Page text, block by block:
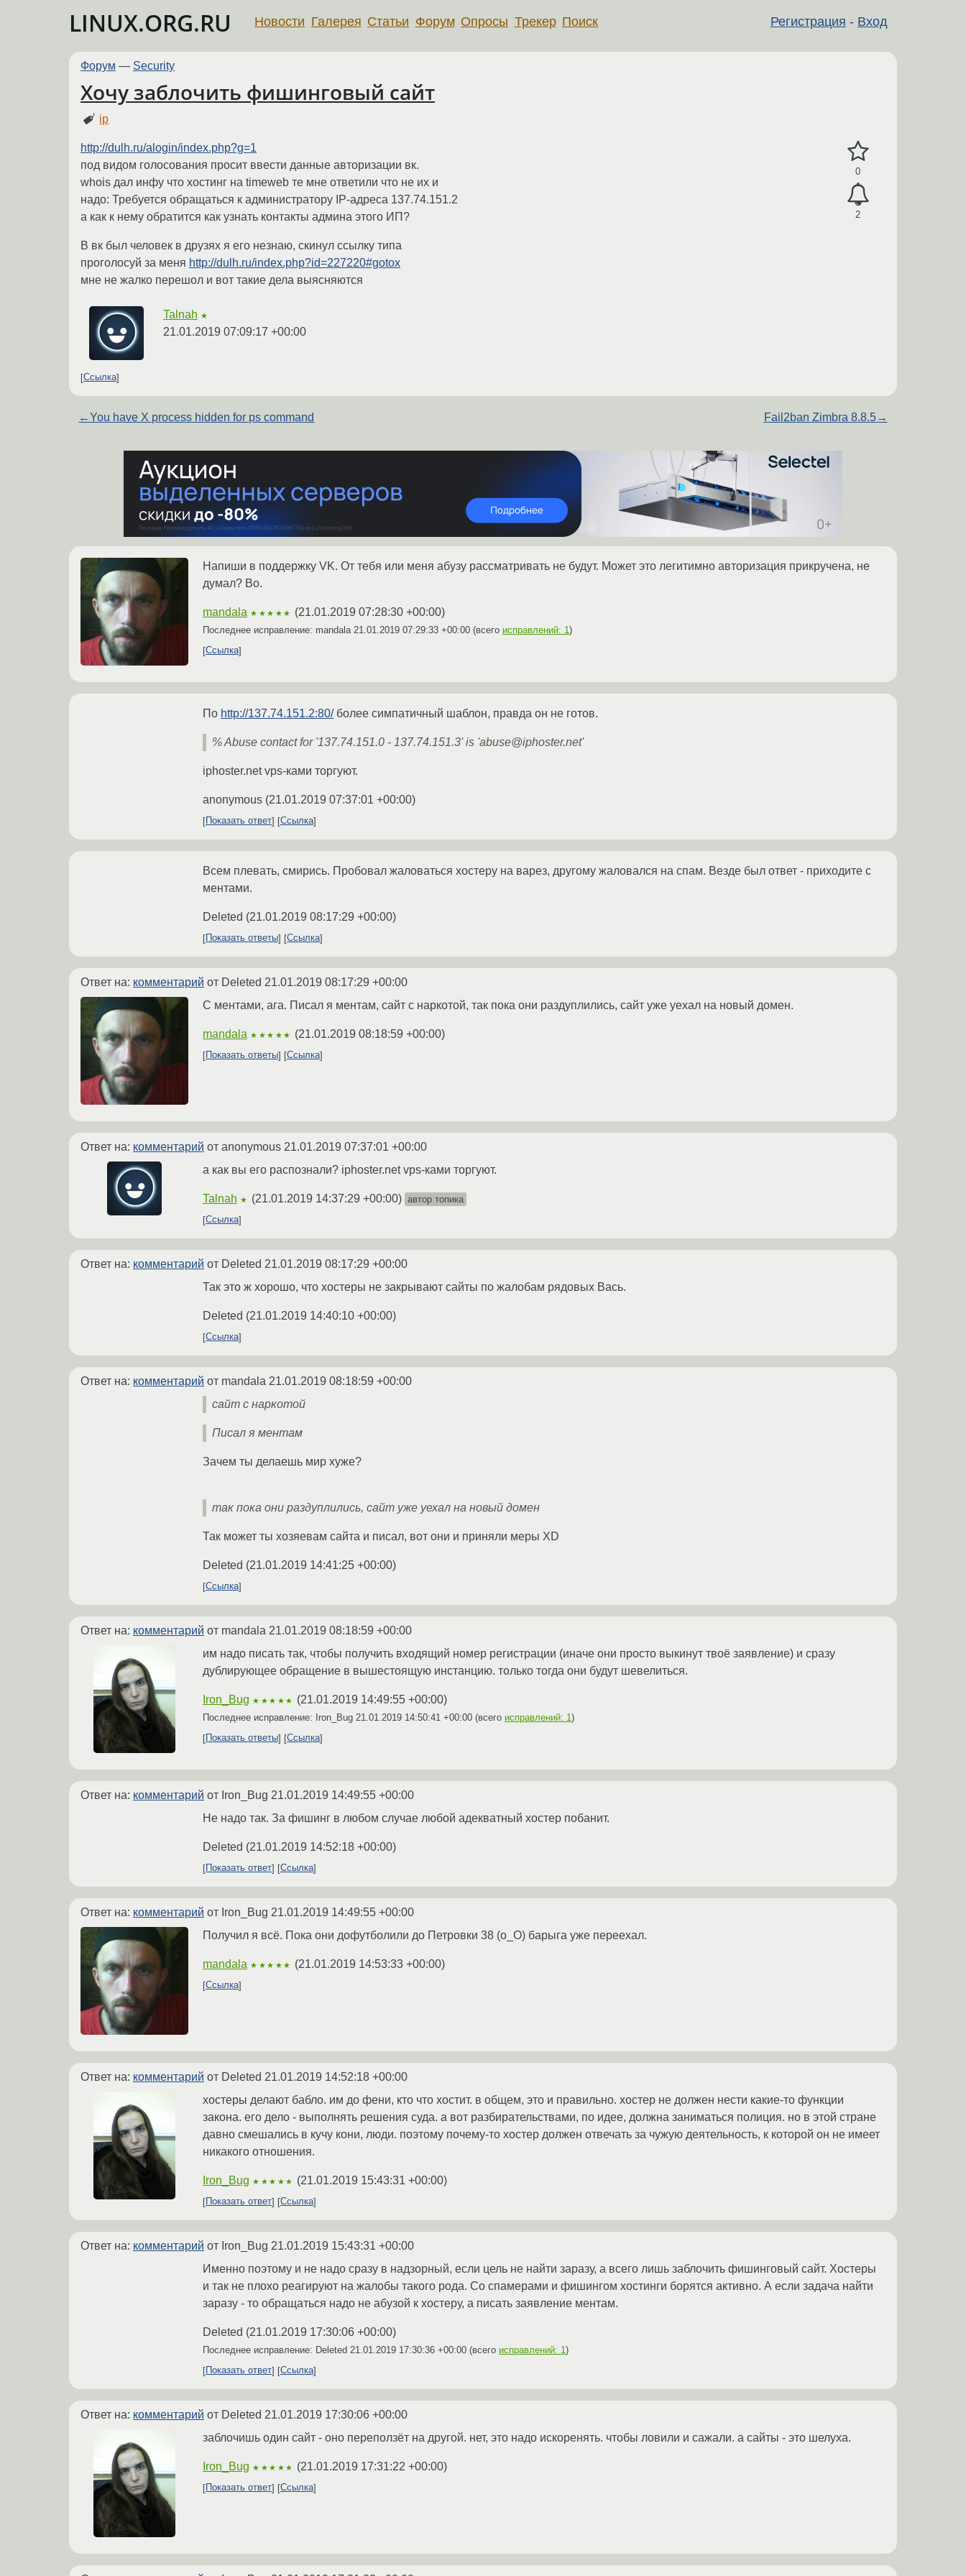
LINUX.ORG.RU Регистрация - Вход
Новости Галерея Статьи Форум Опросы Трекер Поиск
Форум — Security
Хочу заблочить фишинговый сайт
ip
0
2
http://dulh.ru/alogin/index.php?g=1
под видом голосования просит ввести данные авторизации вк.
whois дал инфу что хостинг на timeweb те мне ответили что не их и
надо: Требуется обращаться к администратору IP-адреса 137.74.151.2
а как к нему обратится как узнать контакты админа этого ИП?
В вк был человек в друзях я его незнаю, скинул ссылку типа
проголосуй за меня http://dulh.ru/index.php?id=227220#gotox
мне не жалко перешол и вот такие дела выясняются
Talnah ★
21.01.2019 07:09:17 +00:00
Ссылка
←You have X process hidden for ps command Fail2ban Zimbra 8.8.5→
Напиши в поддержку VK. От тебя или меня абузу рассматривать не будут. Может это легитимно авторизация прикручена, не
думал? Во.
mandala ★★★★★ (21.01.2019 07:28:30 +00:00)
Последнее исправление: mandala 21.01.2019 07:29:33 +00:00 (всего исправлений: 1 )
Ссылка
По http://137.74.151.2:80/более симпатичный шаблон, правда он не готов.
% Abuse contact for '137.74.151.0 - 137.74.151.3' is 'abuse@iphoster.net'
iphoster.net vps-ками торгуют.
anonymous (21.01.2019 07:37:01 +00:00)
Показать ответ Ссылка
Всем плевать, смирись. Пробовал жаловаться хостеру на варез, другому жаловался на спам. Везде был ответ - приходите с
ментами.
Deleted (21.01.2019 08:17:29 +00:00)
Показать ответы Ссылка
Ответ на: комментарий от Deleted 21.01.2019 08:17:29 +00:00
С ментами, ага. Писал я ментам, сайт с наркотой, так пока они раздуплились, сайт уже уехал на новый домен.
mandala ★★★★★ (21.01.2019 08:18:59 +00:00)
Показать ответы Ссылка
Ответ на: комментарий от anonymous 21.01.2019 07:37:01 +00:00
а как вы его распознали? iphoster.net vps-ками торгуют.
Talnah ★ (21.01.2019 14:37:29 +00:00) автор топика
Ссылка
Ответ на: комментарий от Deleted 21.01.2019 08:17:29 +00:00
Так это ж хорошо, что хостеры не закрывают сайты по жалобам рядовых Вась.
Deleted (21.01.2019 14:40:10 +00:00)
Ссылка
Ответ на: комментарий от mandala 21.01.2019 08:18:59 +00:00
сайт с наркотой
Писал я ментам
Зачем ты делаешь мир хуже?
так пока они раздуплились, сайт уже уехал на новый домен
Так может ты хозяевам сайта и писал, вот они и приняли меры XD
Deleted (21.01.2019 14:41:25 +00:00)
Ссылка
Ответ на: комментарий от mandala 21.01.2019 08:18:59 +00:00
им надо писать так, чтобы получить входящий номер регистрации (иначе они просто выкинут твоё заявление) и сразу
дублирующее обращение в вышестоящую инстанцию. только тогда они будут шевелиться.
Iron_Bug ★★★★★ (21.01.2019 14:49:55 +00:00)
Последнее исправление: Iron_Bug 21.01.2019 14:50:41 +00:00 (всего исправлений: 1 )
Показать ответы
Ссылка
Ответ на: комментарий от Iron_Bug 21.01.2019 14:49:55 +00:00
Не надо так. За фишинг в любом случае любой адекватный хостер побанит.
Deleted (21.01.2019 14:52:18 +00:00)
Показать ответ Ссылка
Ответ на: комментарий от Iron_Bug 21.01.2019 14:49:55 +00:00
Получил я всё. Пока они дофутболили до Петровки 38 (о_О) барыга уже переехал.
mandala ★★★★★ (21.01.2019 14:53:33 +00:00)
Ссылка
Ответ на: комментарий от Deleted 21.01.2019 14:52:18 +00:00
хостеры делают бабло. им до фени, кто что хостит. в общем, это и правильно. хостер не должен нести какие-то функции
закона. его дело - выполнять решения суда. а вот разбирательствами, по идее, должна заниматься полиция. но в этой стране
давно смешались в кучу кони, люди. поэтому почему-то хостер должен отвечать за чужую деятельность, к которой он не имеет
никакого отношения.
Iron_Bug ★★★★★ (21.01.2019 15:43:31 +00:00)
Показать ответ Ссылка
Ответ на: комментарий от Iron_Bug 21.01.2019 15:43:31 +00:00
Именно поэтому и не надо сразу в надзорный, если цель не найти заразу, а всего лишь заблочить фишинговый сайт. Хостеры
и так не плохо реагируют на жалобы такого рода. Со спамерами и фишингом хостинги борятся активно. А если задача найти
заразу - то обращаться надо не абузой к хостеру, а писать заявление ментам.
Deleted (21.01.2019 17:30:06 +00:00)
Последнее исправление: Deleted 21.01.2019 17:30:36 +00:00 (всего исправлений: 1 )
Показать ответ
Ссылка
Ответ на: комментарий от Deleted 21.01.2019 17:30:06 +00:00
заблочишь один сайт - оно переползёт на другой. нет, это надо искоренять. чтобы ловили и сажали. а сайты - это шелуха.
Iron_Bug ★★★★★ (21.01.2019 17:31:22 +00:00)
Показать ответ Ссылка